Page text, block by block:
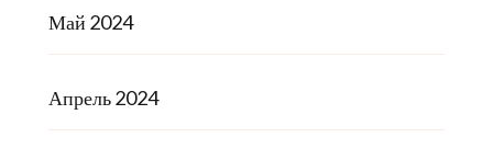
Май 2024
Апрель 2024